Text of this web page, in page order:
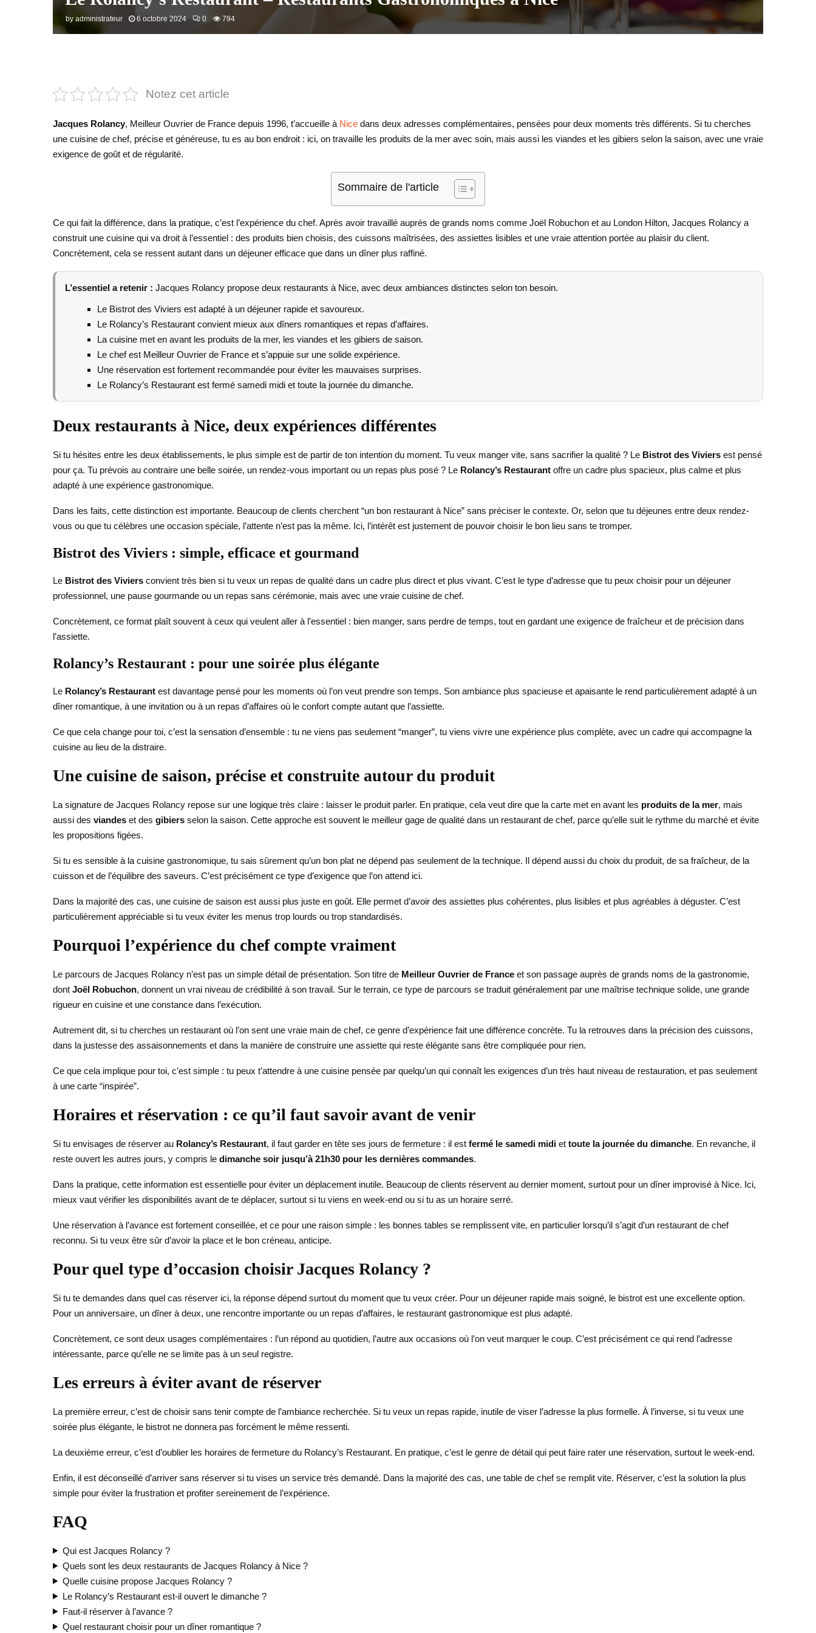
by administrateur 6 octobre 2024 0 794
Notez cet article
Jacques Rolancy, Meilleur Ouvrier de France depuis 1996, t’accueille à Nice dans deux adresses complémentaires, pensées pour deux moments très différents. Si tu cherches
une cuisine de chef, précise et généreuse, tu es au bon endroit : ici, on travaille les produits de la mer avec soin, mais aussi les viandes et les gibiers selon la saison, avec une vraie
exigence de goût et de régularité.
Sommaire de l'article
Ce qui fait la différence, dans la pratique, c’est l’expérience du chef. Après avoir travaillé auprès de grands noms comme Joël Robuchon et au London Hilton, Jacques Rolancy a
construit une cuisine qui va droit à l’essentiel : des produits bien choisis, des cuissons maîtrisées, des assiettes lisibles et une vraie attention portée au plaisir du client.
Concrètement, cela se ressent autant dans un déjeuner efficace que dans un dîner plus raffiné.
L’essentiel a retenir : Jacques Rolancy propose deux restaurants à Nice, avec deux ambiances distinctes selon ton besoin.
Le Bistrot des Viviers est adapté à un déjeuner rapide et savoureux.
Le Rolancy’s Restaurant convient mieux aux dîners romantiques et repas d’affaires.
La cuisine met en avant les produits de la mer, les viandes et les gibiers de saison.
Le chef est Meilleur Ouvrier de France et s’appuie sur une solide expérience.
Une réservation est fortement recommandée pour éviter les mauvaises surprises.
Le Rolancy’s Restaurant est fermé samedi midi et toute la journée du dimanche.
Deux restaurants à Nice, deux expériences différentes
Si tu hésites entre les deux établissements, le plus simple est de partir de ton intention du moment. Tu veux manger vite, sans sacrifier la qualité ? Le Bistrot des Viviers est pensé
pour ça. Tu prévois au contraire une belle soirée, un rendez-vous important ou un repas plus posé ? Le Rolancy’s Restaurant offre un cadre plus spacieux, plus calme et plus
adapté à une expérience gastronomique.
Dans les faits, cette distinction est importante. Beaucoup de clients cherchent “un bon restaurant à Nice” sans préciser le contexte. Or, selon que tu déjeunes entre deux rendez-
vous ou que tu célèbres une occasion spéciale, l’attente n’est pas la même. Ici, l’intérêt est justement de pouvoir choisir le bon lieu sans te tromper.
Bistrot des Viviers : simple, efficace et gourmand
Le Bistrot des Viviers convient très bien si tu veux un repas de qualité dans un cadre plus direct et plus vivant. C’est le type d’adresse que tu peux choisir pour un déjeuner
professionnel, une pause gourmande ou un repas sans cérémonie, mais avec une vraie cuisine de chef.
Concrètement, ce format plaît souvent à ceux qui veulent aller à l’essentiel : bien manger, sans perdre de temps, tout en gardant une exigence de fraîcheur et de précision dans
l’assiette.
Rolancy’s Restaurant : pour une soirée plus élégante
Le Rolancy’s Restaurant est davantage pensé pour les moments où l’on veut prendre son temps. Son ambiance plus spacieuse et apaisante le rend particulièrement adapté à un
dîner romantique, à une invitation ou à un repas d’affaires où le confort compte autant que l’assiette.
Ce que cela change pour toi, c’est la sensation d’ensemble : tu ne viens pas seulement “manger”, tu viens vivre une expérience plus complète, avec un cadre qui accompagne la
cuisine au lieu de la distraire.
Une cuisine de saison, précise et construite autour du produit
La signature de Jacques Rolancy repose sur une logique très claire : laisser le produit parler. En pratique, cela veut dire que la carte met en avant les produits de la mer, mais
aussi des viandes et des gibiers selon la saison. Cette approche est souvent le meilleur gage de qualité dans un restaurant de chef, parce qu’elle suit le rythme du marché et évite
les propositions figées.
Si tu es sensible à la cuisine gastronomique, tu sais sûrement qu’un bon plat ne dépend pas seulement de la technique. Il dépend aussi du choix du produit, de sa fraîcheur, de la
cuisson et de l’équilibre des saveurs. C’est précisément ce type d’exigence que l’on attend ici.
Dans la majorité des cas, une cuisine de saison est aussi plus juste en goût. Elle permet d’avoir des assiettes plus cohérentes, plus lisibles et plus agréables à déguster. C’est
particulièrement appréciable si tu veux éviter les menus trop lourds ou trop standardisés.
Pourquoi l’expérience du chef compte vraiment
Le parcours de Jacques Rolancy n’est pas un simple détail de présentation. Son titre de Meilleur Ouvrier de France et son passage auprès de grands noms de la gastronomie,
dont Joël Robuchon, donnent un vrai niveau de crédibilité à son travail. Sur le terrain, ce type de parcours se traduit généralement par une maîtrise technique solide, une grande
rigueur en cuisine et une constance dans l’exécution.
Autrement dit, si tu cherches un restaurant où l’on sent une vraie main de chef, ce genre d’expérience fait une différence concrète. Tu la retrouves dans la précision des cuissons,
dans la justesse des assaisonnements et dans la manière de construire une assiette qui reste élégante sans être compliquée pour rien.
Ce que cela implique pour toi, c’est simple : tu peux t’attendre à une cuisine pensée par quelqu’un qui connaît les exigences d’un très haut niveau de restauration, et pas seulement
à une carte “inspirée”.
Horaires et réservation : ce qu’il faut savoir avant de venir
Si tu envisages de réserver au Rolancy’s Restaurant, il faut garder en tête ses jours de fermeture : il est fermé le samedi midi et toute la journée du dimanche. En revanche, il
reste ouvert les autres jours, y compris le dimanche soir jusqu’à 21h30 pour les dernières commandes.
Dans la pratique, cette information est essentielle pour éviter un déplacement inutile. Beaucoup de clients réservent au dernier moment, surtout pour un dîner improvisé à Nice. Ici,
mieux vaut vérifier les disponibilités avant de te déplacer, surtout si tu viens en week-end ou si tu as un horaire serré.
Une réservation à l’avance est fortement conseillée, et ce pour une raison simple : les bonnes tables se remplissent vite, en particulier lorsqu’il s’agit d’un restaurant de chef
reconnu. Si tu veux être sûr d’avoir la place et le bon créneau, anticipe.
Pour quel type d’occasion choisir Jacques Rolancy ?
Si tu te demandes dans quel cas réserver ici, la réponse dépend surtout du moment que tu veux créer. Pour un déjeuner rapide mais soigné, le bistrot est une excellente option.
Pour un anniversaire, un dîner à deux, une rencontre importante ou un repas d’affaires, le restaurant gastronomique est plus adapté.
Concrètement, ce sont deux usages complémentaires : l’un répond au quotidien, l’autre aux occasions où l’on veut marquer le coup. C’est précisément ce qui rend l’adresse
intéressante, parce qu’elle ne se limite pas à un seul registre.
Les erreurs à éviter avant de réserver
La première erreur, c’est de choisir sans tenir compte de l’ambiance recherchée. Si tu veux un repas rapide, inutile de viser l’adresse la plus formelle. À l’inverse, si tu veux une
soirée plus élégante, le bistrot ne donnera pas forcément le même ressenti.
La deuxième erreur, c’est d’oublier les horaires de fermeture du Rolancy’s Restaurant. En pratique, c’est le genre de détail qui peut faire rater une réservation, surtout le week-end.
Enfin, il est déconseillé d’arriver sans réserver si tu vises un service très demandé. Dans la majorité des cas, une table de chef se remplit vite. Réserver, c’est la solution la plus
simple pour éviter la frustration et profiter sereinement de l’expérience.
FAQ
Qui est Jacques Rolancy ?
Quels sont les deux restaurants de Jacques Rolancy à Nice ?
Quelle cuisine propose Jacques Rolancy ?
Le Rolancy’s Restaurant est-il ouvert le dimanche ?
Faut-il réserver à l’avance ?
Quel restaurant choisir pour un dîner romantique ?